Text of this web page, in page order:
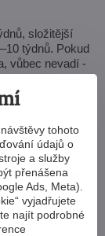
složitější
týdnů. Pokud
vůbec nevadí -
Nebo
svítidlo
s
nebo
interiéru.
tohoto
údajů o
a služby
přenášena
Ads, Meta).
vyjadřujete
najít podrobné